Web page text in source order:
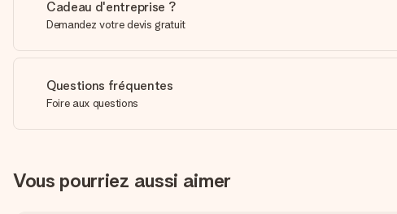
Cadeau d'entreprise ?
Demandez votre devis gratuit
Questions fréquentes
Foire aux questions
Vous pourriez aussi aimer